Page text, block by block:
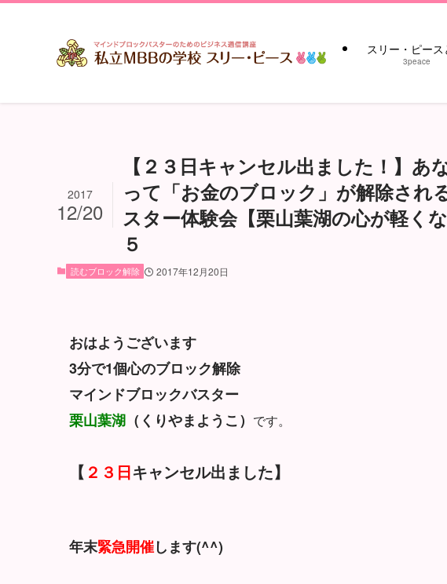
スリー・ピース
3peace
【２３日キャンセル出ました！】
って「お金のブロック」が解除され
スター体験会【栗山葉湖の心が軽く
５
2017
12/20
読むブロック解除 2017年12月20日
おはようございます
3分で1個心のブロック解除
マインドブロックバスター
栗山葉湖 （くりやまようこ） です。
【 ２３日キャンセル出ました】
年末緊急開催します(^^)